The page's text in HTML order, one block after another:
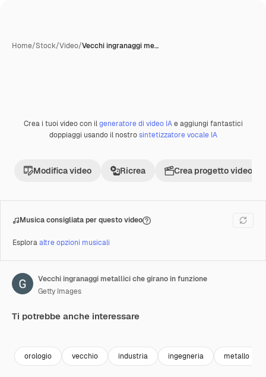
Home/Stock/Video/Vecchi ingranaggi me…
Premium
Crea i tuoi video con ilgeneratore di video IAe aggiungi fantastici
doppiaggi usando il nostrosintetizzatore vocale IA
Modifica video Ricrea Crea progetto video
Musica consigliata per questo video
Esploraaltre opzioni musicali
Vecchi ingranaggi metallici che girano in funzione
Getty Images
Ti potrebbe anche interessare
orologio vecchio industria ingegneria metallo